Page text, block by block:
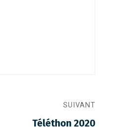
SUIVANT
Téléthon 2020